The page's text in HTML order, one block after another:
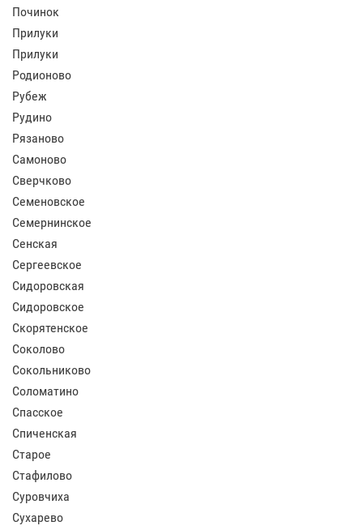
Починок
Прилуки
Прилуки
Родионово
Рубеж
Рудино
Рязаново
Самоново
Сверчково
Семеновское
Семернинское
Сенская
Сергеевское
Сидоровская
Сидоровское
Скорятенское
Соколово
Сокольниково
Соломатино
Спасское
Спиченская
Старое
Стафилово
Суровчиха
Сухарево